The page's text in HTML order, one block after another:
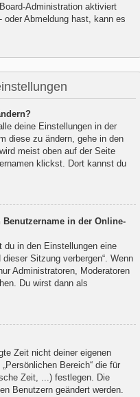
Administration aktiviert
oder Abmeldung hast, kann es
deine Einstellungen in der
diese zu ändern, gehe in den
meist oben auf der Seite
klickst. Dort kannst du
in der Online-
du in den Einstellungen eine
Sitzung verbergen“. Wenn
Administratoren, Moderatoren
Du wirst dann als
Zeit nicht deiner eigenen
Bereich“ die für
Zeit, ...) festlegen. Die
Benutzern geändert werden.